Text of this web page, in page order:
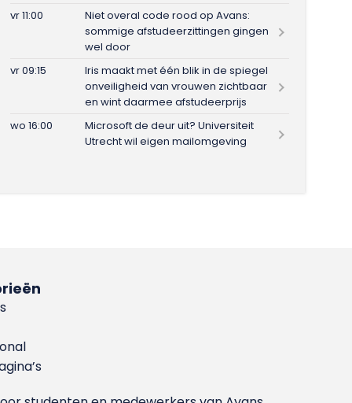
vr 11:00
Niet overal code rood op Avans:
sommige afstudeerzittingen gingen
wel door
vr 09:15
Iris maakt met één blik in de spiegel
onveiligheid van vrouwen zichtbaar
en wint daarmee afstudeerprijs
wo 16:00
Microsoft de deur uit? Universiteit
Utrecht wil eigen mailomgeving